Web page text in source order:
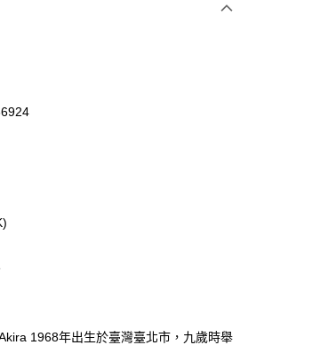
品之後才付款」的支付方式。 讓您購物簡單
不需綁卡、不需儲值。
簡訊認證，即可結帳。
後，再付款。
先享後付」後，將跳轉至「AFTEE先享後
並確認金額後，即可完成結帳。
到繳費通知簡訊。
內，點擊此簡訊中的連結，可透過四大超商
方式進行付款，方視為交易完成。
含以上)免運費
含以上)免運費
1968年出生於臺灣臺北市，九歲時舉